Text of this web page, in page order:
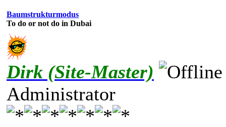
Baumstrukturmodus
To do or not do in Dubai
Dirk (Site-Master)
Administrator